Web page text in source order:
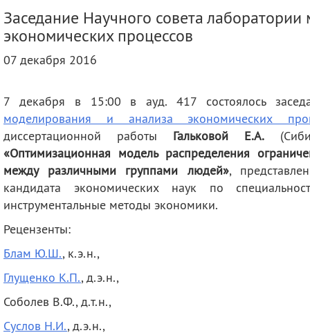
Научные подразделения
Издательская
Контакты
Гранты
Научные школы
Публикации
советы
Заседание Научного совета
экономических процессов
07 декабря 2016
7 декабря в 15:00 в ауд. 417 состоялось
моделирования и анализа экономических
диссертационной работы Гальковой Е.А.
«Оптимизационная модель распределения
между различными группами людей»,
кандидата экономических наук по
инструментальные методы экономики.
Рецензенты:
Блам Ю.Ш., к.э.н.,
Глущенко К.П., д.э.н.,
Соболев В.Ф., д.т.н.,
Суслов Н.И., д.э.н.,